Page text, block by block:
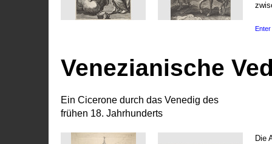
Enter
Venezianische
Ein Cicerone durch das Venedig des
frühen 18. Jahrhunderts
Die